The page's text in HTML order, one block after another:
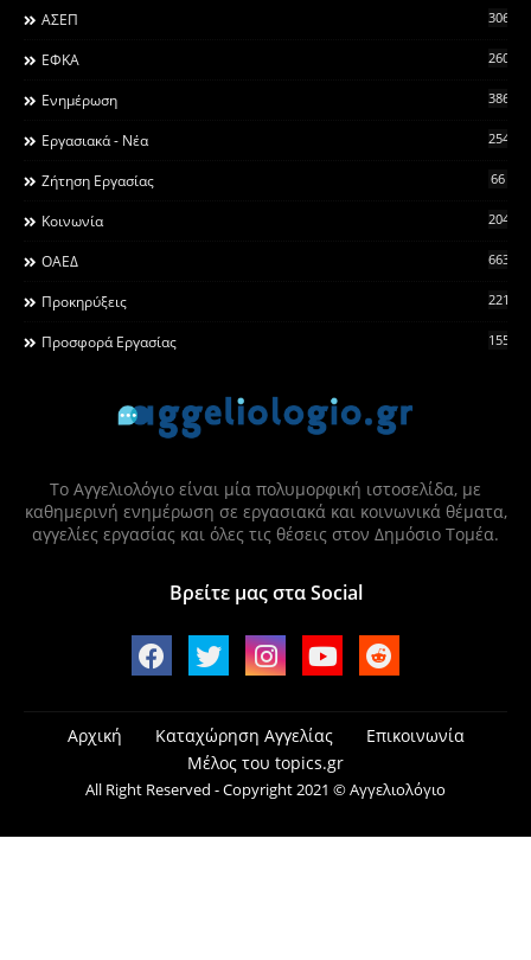
ΑΣΕΠ 306
ΕΦΚΑ 260
Ενημέρωση 3868
Εργασιακά - Νέα 2546
Ζήτηση Εργασίας 66
Κοινωνία 2044
ΟΑΕΔ 663
Προκηρύξεις 2215
Προσφορά Εργασίας 155
Το Αγγελιολόγιο είναι μία πολυμορφική ιστοσελίδα, με
καθημερινή ενημέρωση σε εργασιακά και κοινωνικά θέματα,
αγγελίες εργασίας και όλες τις θέσεις στον Δημόσιο Τομέα.
Βρείτε μας στα Social
Αρχική Καταχώρηση Αγγελίας
Επικοινωνία
Μέλος του topics.gr
All Right Reserved - Copyright 2021 © Αγγελιολόγιο